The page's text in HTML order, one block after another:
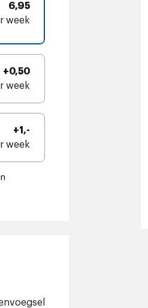
6,95
week
+0,50
week
+1,-
week